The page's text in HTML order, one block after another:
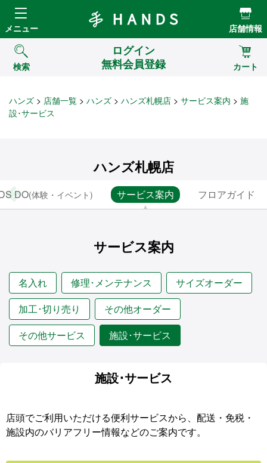
Hands ハンズ
メニュー 店舗情報
検索
ログイン
無料会員登録
カート
ハンズ 店舗一覧 ハンズ ハンズ札幌店 サービス案内
施
設･サービス
ハンズ札幌店
DO(体験・イベント) サービス案内 フロアガイド
サービス案内
名入れ 修理･メンテナンス
サイズオーダー
加工･切り売り
その他オーダー
その他サービス
施設･サービス
施設･サービス
店頭でご利用いただける便利サービスから、配送・免税・
施設内のバリアフリー情報などのご案内です。